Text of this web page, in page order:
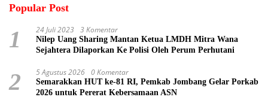
Popular Post
1 24 Juli 2023 3 Komentar
Nilep Uang Sharing Mantan Ketua LMDH Mitra Wana
Sejahtera Dilaporkan Ke Polisi Oleh Perum Perhutani
2 5 Agustus 2026 0 Komentar
Semarakkan HUT ke-81 RI, Pemkab Jombang Gelar Porkab
2026 untuk Pererat Kebersamaan ASN